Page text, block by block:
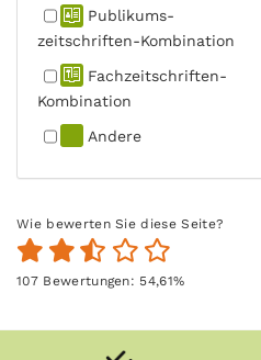
Publikums­
zeitschriften-Kombination
Fachzeit­schriften-
Kombination
Andere
Wie bewerten Sie diese Seite?
107Bewertungen: 54,61%